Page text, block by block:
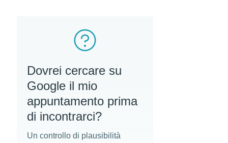
Dovrei cercare su
Google il mio
appuntamento prima
di incontrarci?
Un controllo di plausibilità